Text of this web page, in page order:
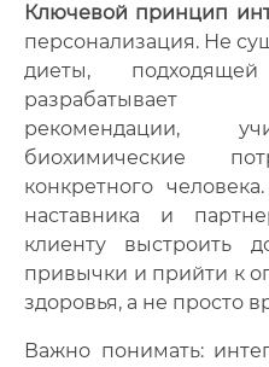
Ключевой принцип
персонализация. Не
диеты,
разрабатывает
рекомендации,
биохимические
конкретного
наставника и
клиенту выстроить
привычки и прийти к
здоровья, а не просто
Важно понимать: